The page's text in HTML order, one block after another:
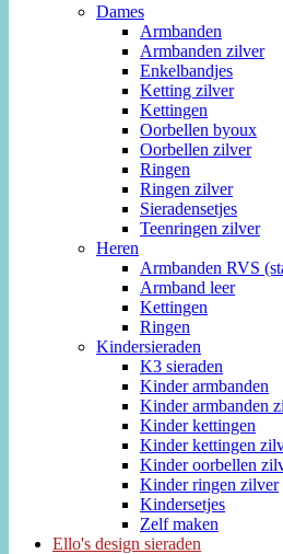
Dames
Armbanden
Armbanden zilver
Enkelbandjes
Ketting zilver
Kettingen
Oorbellen byoux
Oorbellen zilver
Ringen
Ringen zilver
Sieradensetjes
Teenringen zilver
Heren
Armbanden RVS
Armband leer
Kettingen
Ringen
Kindersieraden
K3 sieraden
Kinder armbanden
Kinder armbanden
Kinder kettingen
Kinder kettingen
Kinder oorbellen
Kinder ringen zilver
Kindersetjes
Zelf maken
Ello's design sieraden